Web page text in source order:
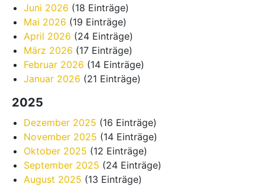
Juni 2026 (18 Einträge)
Mai 2026 (19 Einträge)
April 2026 (24 Einträge)
März 2026 (17 Einträge)
Februar 2026 (14 Einträge)
Januar 2026 (21 Einträge)
2025
Dezember 2025 (16 Einträge)
November 2025 (14 Einträge)
Oktober 2025 (12 Einträge)
September 2025 (24 Einträge)
August 2025 (13 Einträge)